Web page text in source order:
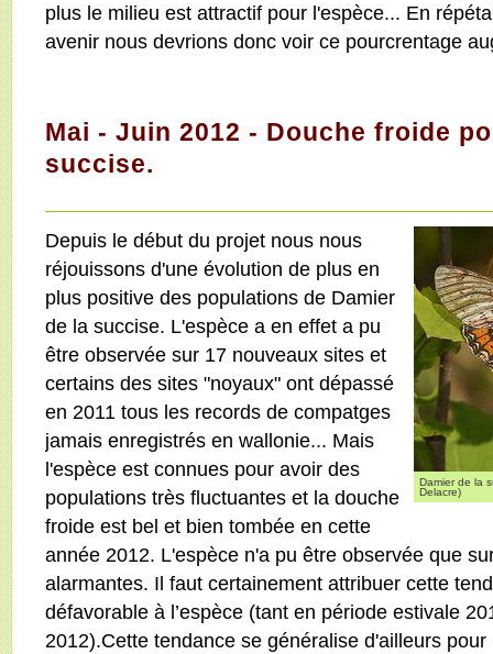
plus le milieu est attractif pour l'espèce... En
avenir nous devrions donc voir ce pourcrentage
Mai - Juin 2012 - Douche froide
succise.
Damier de la
Delacre)
Depuis le début du projet nous nous
réjouissons d'une évolution de plus en
plus positive des populations de Damier
de la succise. L'espèce a en effet a pu
être observée sur 17 nouveaux sites et
certains des sites "noyaux" ont dépassé
en 2011 tous les records de compatges
jamais enregistrés en wallonie... Mais
l'espèce est connues pour avoir des
populations très fluctuantes et la douche
froide est bel et bien tombée en cette
année 2012. L'espèce n'a pu être observée que
alarmantes. Il faut certainement attribuer cette
défavorable à l’espèce (tant en période estivale
2012).Cette tendance se généralise d'ailleurs